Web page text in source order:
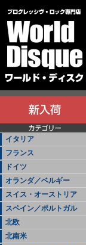
イタリア
フランス
ドイツ
オランダ／ベルギー
スイス・オーストリア
スペイン／ポルトガル
北欧
北南米